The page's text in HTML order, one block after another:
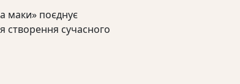
маки» поєднує
створення сучасного